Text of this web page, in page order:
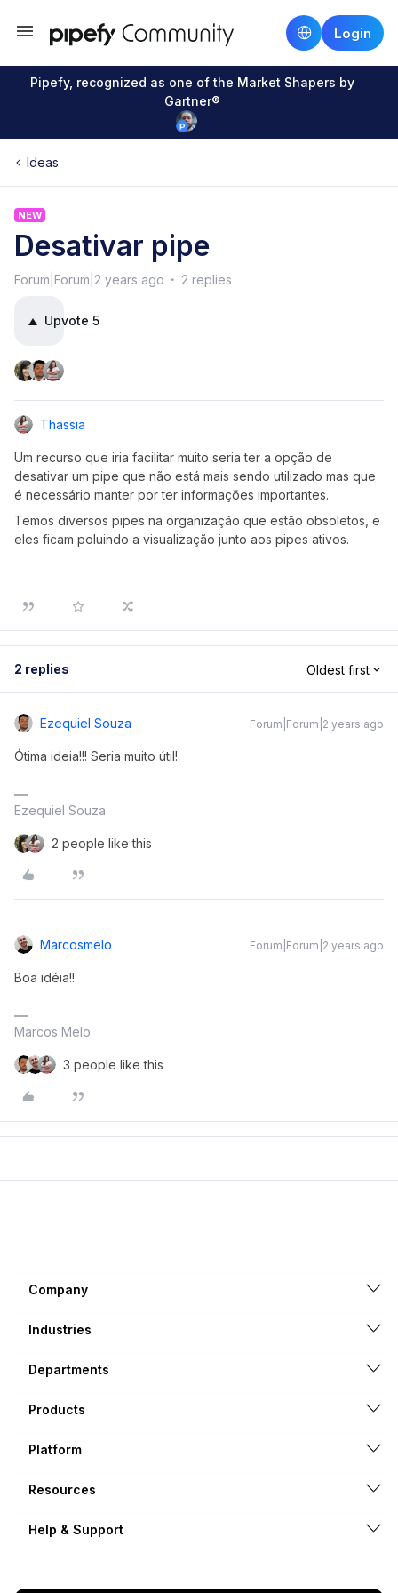
Login
Pipefy, recognized as one of the Market Shapers by
Gartner®
Ideas
NEW
Desativar pipe
Forum|Forum|2 years ago 2 replies
Upvote 5
Thassia
Um recurso que iria facilitar muito seria ter a opção de
desativar um pipe que não está mais sendo utilizado mas que
é necessário manter por ter informações importantes.
Temos diversos pipes na organização que estão obsoletos, e
eles ficam poluindo a visualização junto aos pipes ativos.
2 replies Oldest first
Ezequiel Souza Forum|Forum|2 years ago
Ótima ideia!!! Seria muito útil!
Ezequiel Souza
2 people like this
Marcosmelo Forum|Forum|2 years ago
Boa idéia!!
Marcos Melo
3 people like this
Company
Industries
Departments
Products
Platform
Resources
Help & Support